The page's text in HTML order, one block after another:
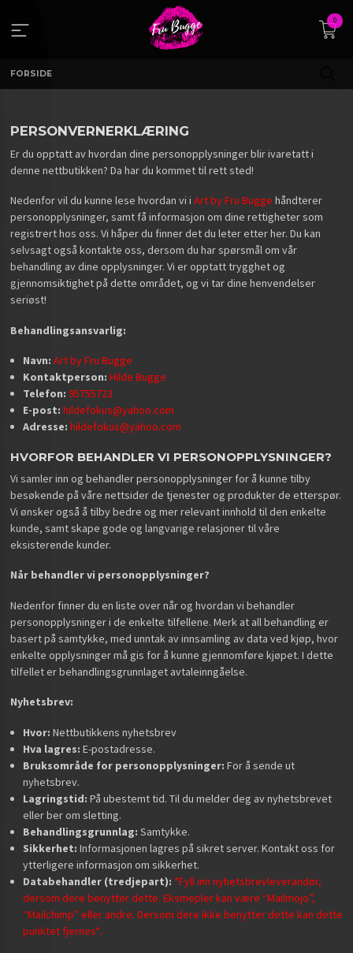
innholdet
0
FORSIDE
PERSONVERNERKLÆRING
Er du opptatt av hvordan dine personopplysninger blir ivaretatt i
denne nettbutikken? Da har du kommet til rett sted!
Nedenfor vil du kunne lese hvordan vi iArt by Fru Bugge håndterer
personopplysninger, samt få informasjon om dine rettigheter som
registrert hos oss. Vi håper du finner det du leter etter her. Du kan
selvsagt også kontakte oss, dersom du har spørsmål om vår
behandling av dine opplysninger. Vi er opptatt trygghet og
gjennomsiktighet på dette området, og vi tar dine henvendelser
seriøst!
Behandlingsansvarlig:
Navn: Art by Fru Bugge
Kontaktperson: Hilde Bugge
Telefon: 95755723
E-post: hildefokus@yahoo.com
Adresse: hildefokus@yahoo.com
HVORFOR BEHANDLER VI PERSONOPPLYSNINGER?
Vi samler inn og behandler personopplysninger for å kunne tilby
besøkende på våre nettsider de tjenester og produkter de etterspør.
Vi ønsker også å tilby bedre og mer relevant innhold til den enkelte
kunde, samt skape gode og langvarige relasjoner til våre
eksisterende kunder.
Når behandler vi personopplysninger?
Nedenfor finner du en liste over når og hvordan vi behandler
personopplysninger i de enkelte tilfellene. Merk at all behandling er
basert på samtykke, med unntak av innsamling av data ved kjøp, hvor
enkelte opplysninger må gis for å kunne gjennomføre kjøpet. I dette
tilfellet er behandlingsgrunnlaget avtaleinngåelse.
Nyhetsbrev:
Hvor: Nettbutikkens nyhetsbrev
Hva lagres: E-postadresse.
Bruksområde for personopplysninger: For å sende ut
nyhetsbrev.
Lagringstid: På ubestemt tid. Til du melder deg av nyhetsbrevet
eller ber om sletting.
Behandlingsgrunnlag: Samtykke.
Sikkerhet: Informasjonen lagres på sikret server. Kontakt oss for
ytterligere informasjon om sikkerhet.
Databehandler (tredjepart): *Fyll inn nyhetsbrevleverandør,
dersom dere benytter dette. Eksmepler kan være “Mailmojo”,
“Mailchimp” eller andre. Dersom dere ikke benytter dette kan dette
punktet fjernes*.